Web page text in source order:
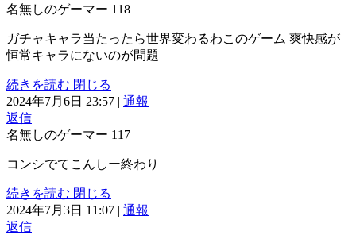
名無しのゲーマー 118
ガチャキャラ当たったら世界変わるわこのゲーム 爽快感が
恒常キャラにないのが問題
続きを読む 閉じる
2024年7月6日 23:57 | 通報
返信
名無しのゲーマー 117
コンシでてこんしー終わり
続きを読む 閉じる
2024年7月3日 11:07 | 通報
返信